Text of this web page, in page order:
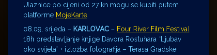
Ulaznice po cijeni od 27 kn mogu se kupiti putem
platforme MojeKarte
08.09. srijeda – KARLOVAC – Four River Film Festival
18h predstavljanje knjige Davora Rostuhara “Ljubav
oko svijeta” + izložba fotografija – Terasa Gradske